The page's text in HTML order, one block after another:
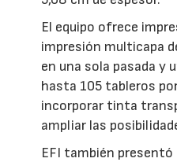
El equipo ofrece
impresión multicapa
en una sola pasada y
hasta 105 tableros
incorporar tinta
ampliar las
EFI también presentó